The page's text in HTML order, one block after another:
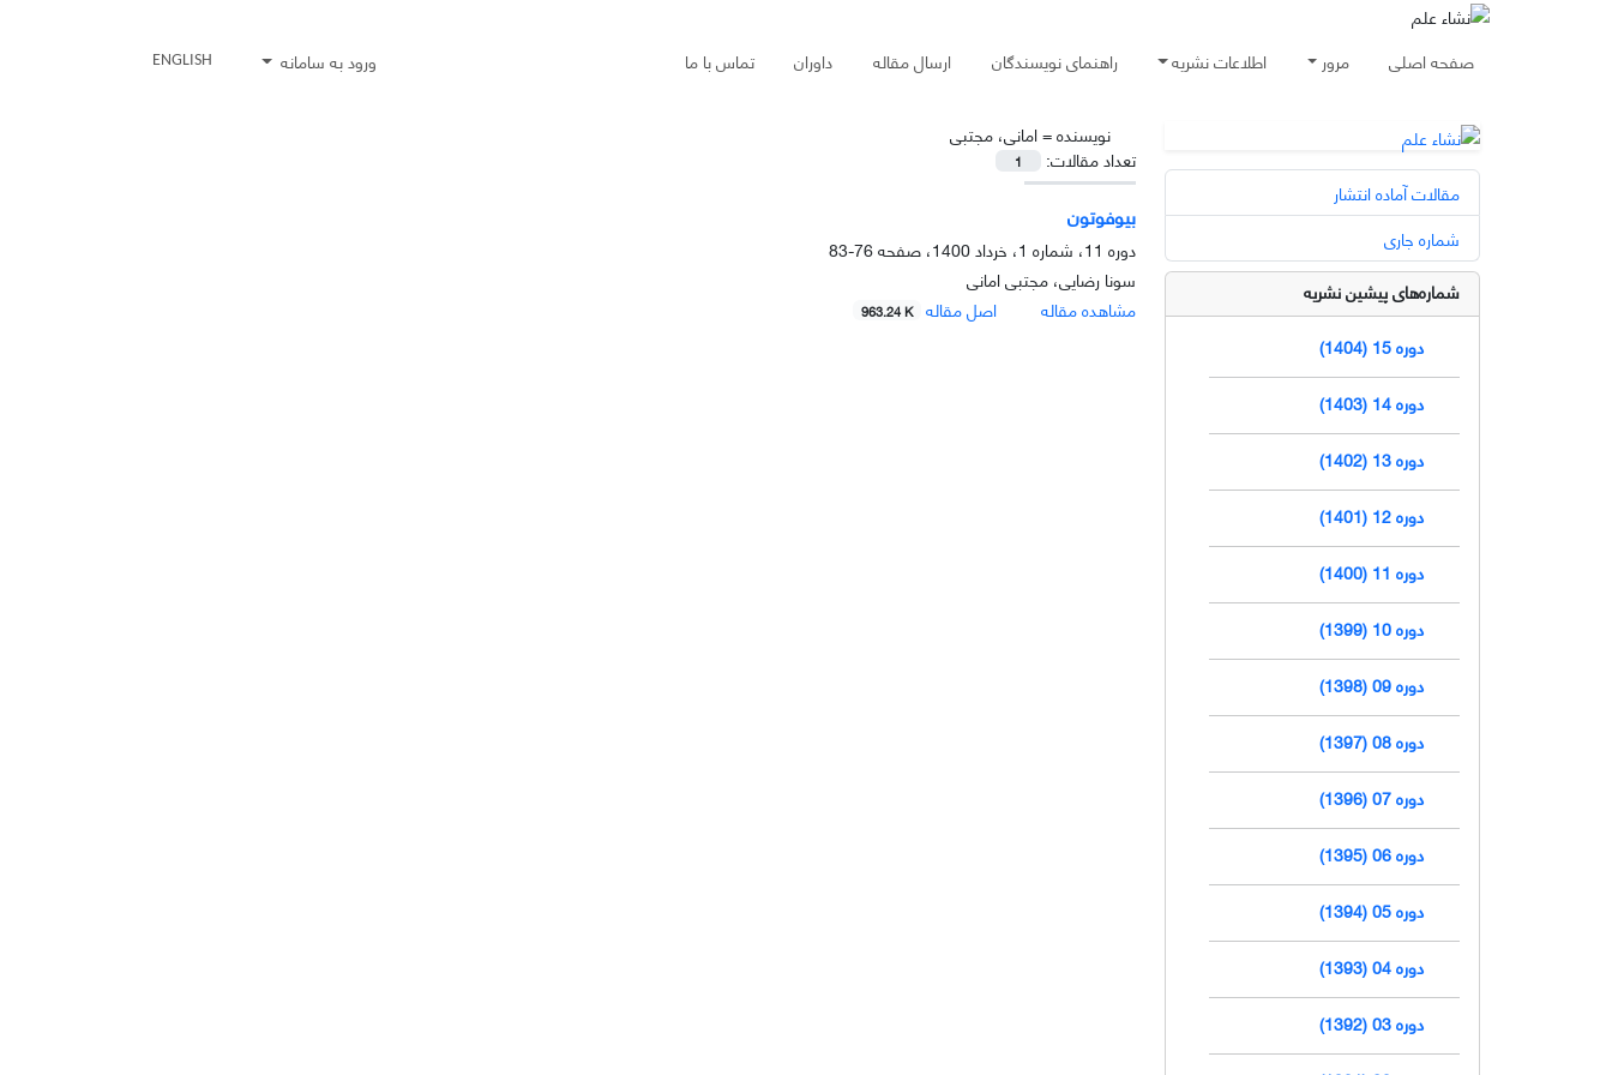
صفحه اصلی مرور اطلاعات نشریه راهنمای نویسندگان ارسال مقاله داوران تماس با ما ورود به سامانه ENGLISH
نویسنده =امانی، مجتبی
تعداد مقالات:
1
بیوفوتون
دوره 11، شماره 1، خرداد 1400، صفحه
76-83
سونا رضایی، مجتبی امانی
مشاهده مقاله
اصل مقاله 963.24 K
مقالات آماده انتشار
شماره جاری
شماره‌های پیشین نشریه
دوره 15 (1404)
دوره 14 (1403)
دوره 13 (1402)
دوره 12 (1401)
دوره 11 (1400)
دوره 10 (1399)
دوره 09 (1398)
دوره 08 (1397)
دوره 07 (1396)
دوره 06 (1395)
دوره 05 (1394)
دوره 04 (1393)
دوره 03 (1392)